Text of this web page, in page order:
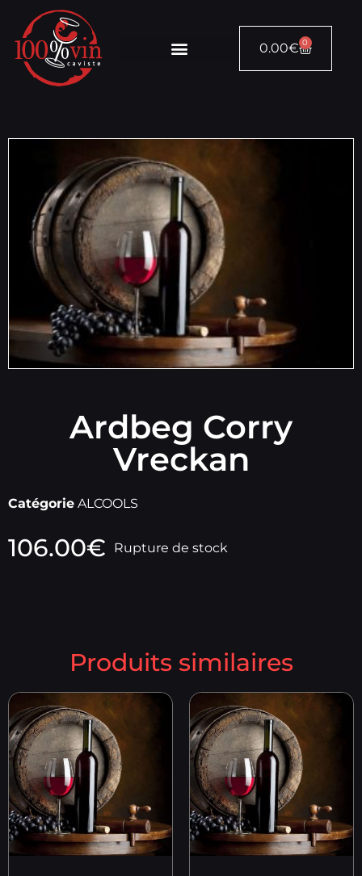
0.00€ 0
Ardbeg Corry
Vreckan
Catégorie ALCOOLS
106.00€ Rupture de stock
Produits similaires